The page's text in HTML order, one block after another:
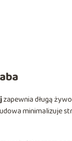
zapewnia długą
minimalizuje